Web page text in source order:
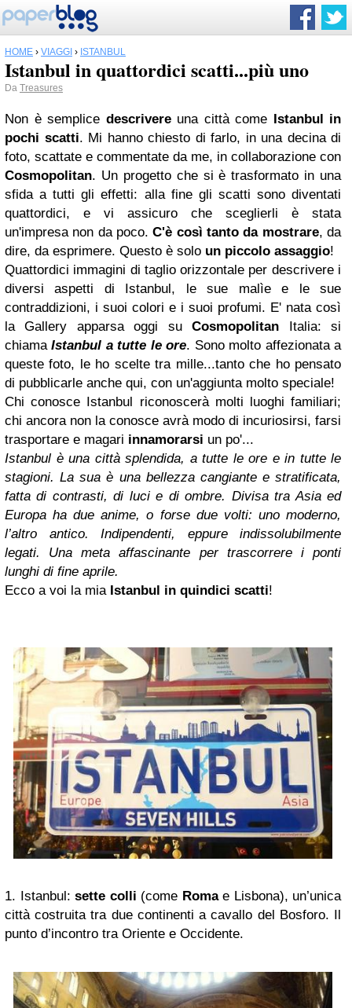
HOME › VIAGGI › ISTANBUL
Istanbul in quattordici scatti...più uno
Da Treasures
Non è semplice descrivereuna città come Istanbul in
pochi scatti. Mi hanno chiesto di farlo, in una decina di
foto, scattate e commentate da me, in collaborazione con
Cosmopolitan. Un progetto che si è trasformato in una
sfida a tutti gli effetti: alla fine gli scatti sono diventati
quattordici, e vi assicuro che sceglierli è stata
un'impresa non da poco.C'è così tanto da mostrare, da
dire, da esprimere. Questo è solo un piccolo assaggio!
Quattordici immagini di taglio orizzontale per descrivere i
diversi aspetti di Istanbul, le sue malìe e le sue
contraddizioni, i suoi colori e i suoi profumi. E' nata così
la Gallery apparsa oggi suCosmopolitan Italia: si
chiamaIstanbul a tutte le ore. Sono molto affezionata a
queste foto, le ho scelte tra mille...tanto che ho pensato
di pubblicarle anche qui, con un'aggiunta molto speciale!
Chi conosce Istanbul riconoscerà molti luoghi familiari;
chi ancora non la conosce avrà modo di incuriosirsi, farsi
trasportare e magari innamorarsi un po'...
Istanbul è una città splendida, a tutte le ore e in tutte le
stagioni. La sua è una bellezza cangiante e stratificata,
fatta di contrasti, di luci e di ombre. Divisa tra Asia ed
Europa ha due anime, o forse due volti: uno moderno,
l’altro antico. Indipendenti, eppure indissolubilmente
legati. Una meta affascinante per trascorrere i ponti
lunghi di fine aprile.
Ecco a voi la miaIstanbul in quindici scatti!
1. Istanbul: sette colli (come Romae Lisbona), un’unica
città costruita tra due continenti a cavallo del Bosforo. Il
punto d’incontro tra Oriente e Occidente.